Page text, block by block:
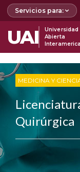
Servicios para:
UAI
Universidad
Abierta
MEDICINA Y
Quirúrgica